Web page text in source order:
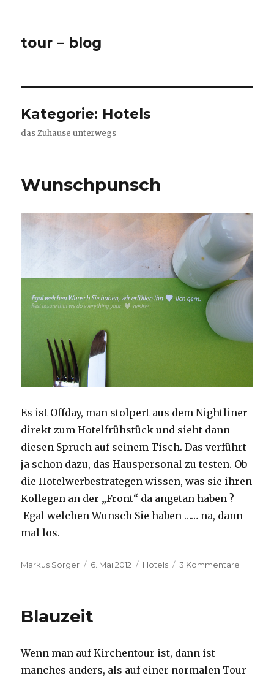
tour – blog
Kategorie: Hotels
das Zuhause unterwegs
Wunschpunsch
Es ist Offday, man stolpert aus dem Nightliner
direkt zum Hotelfrühstück und sieht dann
diesen Spruch auf seinem Tisch. Das verführt
ja schon dazu, das Hauspersonal zu testen. Ob
die Hotelwerbestrategen wissen, was sie ihren
Kollegen an der „Front“ da angetan haben ?
Egal welchen Wunsch Sie haben …… na, dann
mal los.
Autor
Markus Sorger
Veröffentlicht
6. Mai 2012 Kategorien
Hotels 3 Kommentare
Blauzeit
Wenn man auf Kirchentour ist, dann ist
manches anders, als auf einer normalen Tour